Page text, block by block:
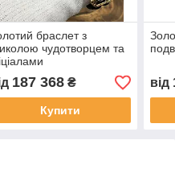
браслет з
чудотворцем та
187 368₴
Купити
від